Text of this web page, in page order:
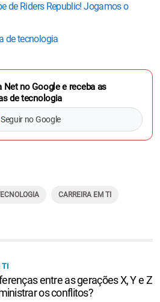
de Riders Republic! Jogamos o
de tecnologia
Net no Google e receba as
de tecnologia
Seguir no Google
CARREIRA EM TI
TI
entre as gerações X, Y e Z
os conflitos?